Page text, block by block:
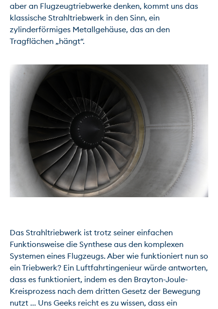
aber an Flugzeugtriebwerke denken, kommt uns das
klassische Strahltriebwerk in den Sinn, ein
zylinderförmiges Metallgehäuse, das an den
Tragflächen „hängt“.
Das Strahltriebwerk ist trotz seiner einfachen
Funktionsweise die Synthese aus den komplexen
Systemen eines Flugzeugs. Aber wie funktioniert nun so
ein Triebwerk? Ein Luftfahrtingenieur würde antworten,
dass es funktioniert, indem es den Brayton-Joule-
Kreisprozess nach dem dritten Gesetz der Bewegung
nutzt ... Uns Geeks reicht es zu wissen, dass ein